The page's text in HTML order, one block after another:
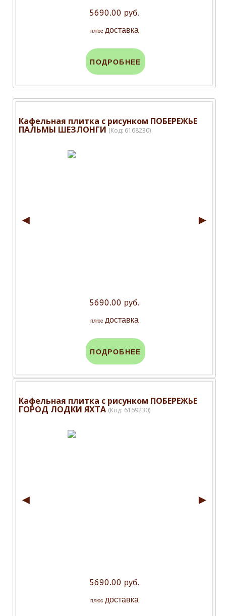
5690.00 руб.
плюс доставка
ПОДРОБНЕЕ
Кафельная плитка с рисунком ПОБЕРЕЖЬЕ
ПАЛЬМЫ ШЕЗЛОНГИ (Код: 6168230)
◄ ►
5690.00 руб.
плюс доставка
ПОДРОБНЕЕ
Кафельная плитка с рисунком ПОБЕРЕЖЬЕ
ГОРОД ЛОДКИ ЯХТА (Код: 6169230)
◄ ►
5690.00 руб.
плюс доставка